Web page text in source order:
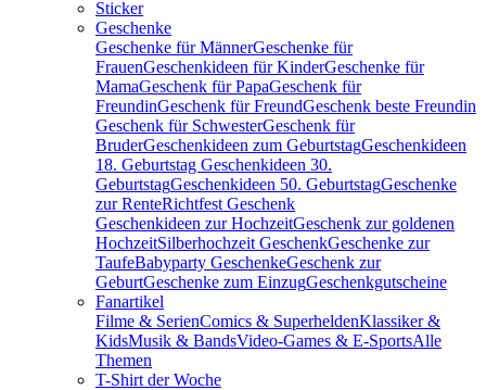
Sticker
Geschenke
Geschenke für MännerGeschenke für
FrauenGeschenkideen für KinderGeschenke für
MamaGeschenk für PapaGeschenk für
FreundinGeschenk für FreundGeschenk beste Freundin
Geschenk für SchwesterGeschenk für
BruderGeschenkideen zum GeburtstagGeschenkideen
18. Geburtstag Geschenkideen 30.
GeburtstagGeschenkideen 50. GeburtstagGeschenke
zur RenteRichtfest Geschenk
Geschenkideen zur HochzeitGeschenk zur goldenen
HochzeitSilberhochzeit GeschenkGeschenke zur
TaufeBabyparty GeschenkeGeschenk zur
GeburtGeschenke zum EinzugGeschenkgutscheine
Fanartikel
Filme & SerienComics & SuperheldenKlassiker &
KidsMusik & BandsVideo-Games & E-SportsAlle
Themen
T-Shirt der Woche